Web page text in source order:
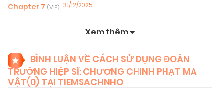
Chapter 7 (VIP) 31/12/2025
Chapter 5 (VIP) 31/12/2025
Xem thêm
BÌNH LUẬN VỀ CÁCH SỬ DỤNG ĐOÀN
TRƯỞNG HIỆP SĨ: CHƯƠNG CHINH PHẠT MA
VẬT(0) TẠI TIEMSACHNHO